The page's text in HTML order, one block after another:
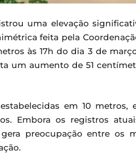
uma elevação
feita pela
às 17h do dia 3 de
um aumento de 51
em 10 metros,
Embora os registros
preocupação entre os